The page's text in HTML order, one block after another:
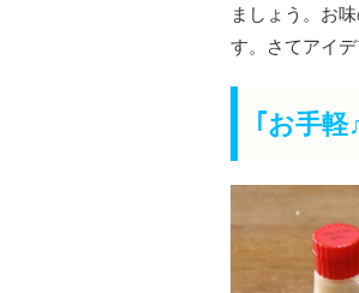
ましょう。お
す。さてアイ
｢お手